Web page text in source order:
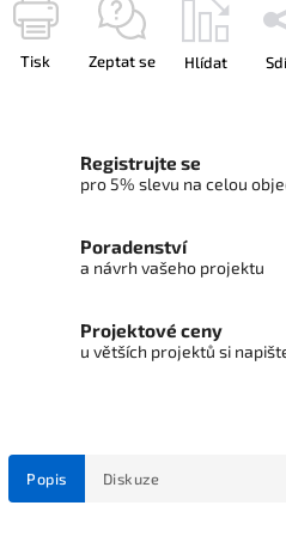
Tisk Zeptat se Hlídat
Registrujte se
pro 5% slevu na celou
Poradenství
a návrh vašeho projektu
Projektové ceny
u větších projektů si
Popis Diskuze